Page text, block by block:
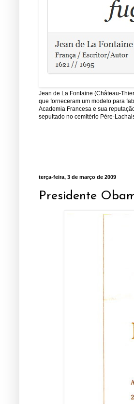
Jean de La Fontaine (Château-
que forneceram um modelo para
Academia Francesa e sua
sepultado no cemitério Père-
terça-feira, 3 de março de 2009
Presidente